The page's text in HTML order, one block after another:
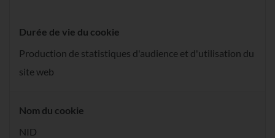
Durée de vie du cookie
Production de statistiques d'audience et d'utilisation du
site web
Nom du cookie
NID